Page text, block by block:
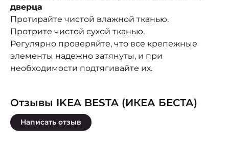
дверца
Протирайте чистой влажной тканью.
Протрите чистой сухой тканью.
Регулярно проверяйте, что все крепежные
элементы надежно затянуты, и при
необходимости подтягивайте их.
Отзывы IKEA BESTA (ИКЕА БЕСТА)
Написать отзыв